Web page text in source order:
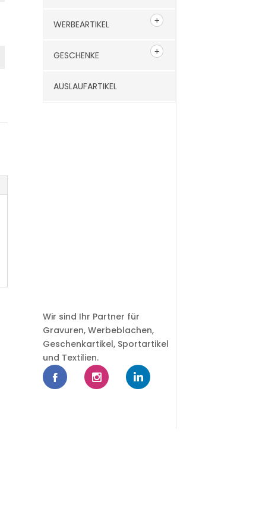
WERBEARTIKEL
GESCHENKE
AUSLAUFARTIKEL
Wir sind Ihr Partner für
Gravuren, Werbeblachen,
Geschenkartikel, Sportartikel
und Textilien.